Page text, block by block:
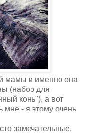
мамы и именно она
(набор для
конь"), а вот
мне - я этому очень
замечательные,